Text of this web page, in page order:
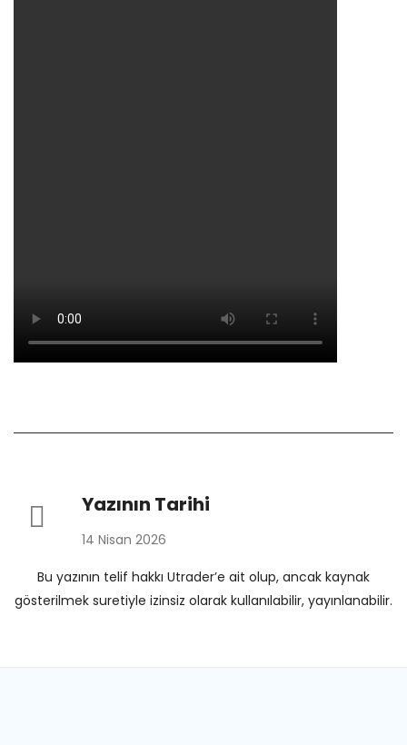
Yazının Tarihi
14 Nisan 2026
Bu yazının telif hakkı Utrader’e ait olup, ancak kaynak
gösterilmek suretiyle izinsiz olarak kullanılabilir, yayınlanabilir.